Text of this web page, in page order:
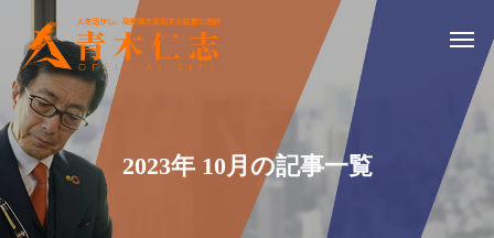
2023年 10月の記事一覧